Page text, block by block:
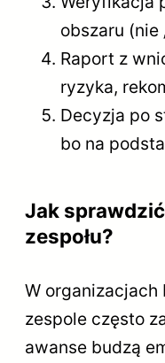
obszaru (nie
Raport z
ryzyka,
Decyzja po
bo na
Jak
zespołu?
W
zespole często
awanse budzą